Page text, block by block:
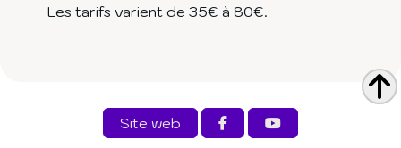
Les tarifs varient de 35€ à 80€.
Site web